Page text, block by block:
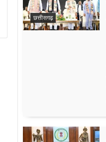
छत्तीसगढ़